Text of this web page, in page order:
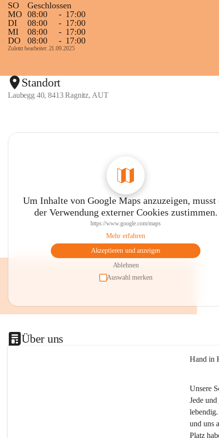
SO
Geschlossen
MO 08:00 - 17:00
DI
08:00 - 17:00
MI
08:00 - 17:00
DO
08:00 - 17:00
Zuletzt bearbeitet: 21.09.2025
Standort
Laubegg 40, 8413 Ragnitz, AUT
Um Inhalte von Google Maps anzuzeigen, musst
der Verwendung externer Cookies zustimmen.
https://www.google.com/maps
Mehr erfahren
Akzeptieren und anzeigen
Ablehnen
Auswahl merken
Über uns
Hand in
Unsere
Jede
und uns
Platz